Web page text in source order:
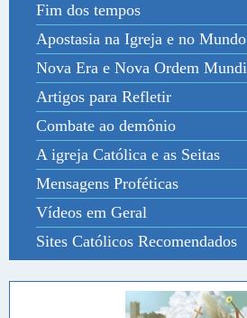
Fim dos tempos
Apostasia na Igreja e no Mundo
Nova Era e Nova Ordem
Artigos para Refletir
Combate ao demônio
A igreja Católica e as Seitas
Mensagens Proféticas
Vídeos em Geral
Sites Católicos Recomendados